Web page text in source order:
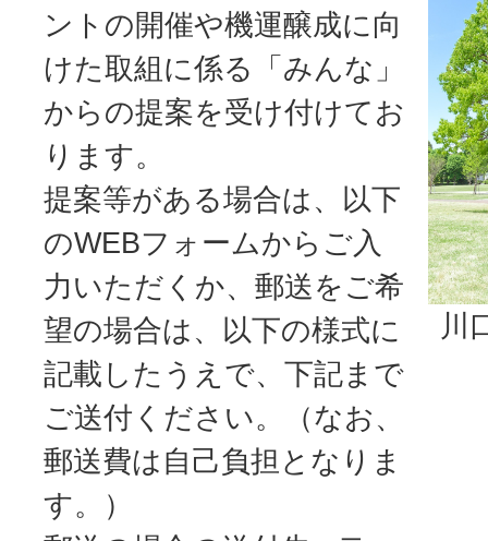
川
ントの開催や機運醸成に向
けた取組に係る「みんな」
からの提案を受け付けてお
ります。
提案等がある場合は、以下
のWEBフォームからご入
力いただくか、郵送をご希
望の場合は、以下の様式に
記載したうえで、下記まで
ご送付ください。（なお、
郵送費は自己負担となりま
す。）